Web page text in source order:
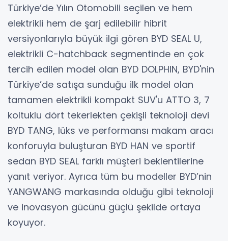
Türkiye’de Yılın Otomobili seçilen ve hem
elektrikli hem de şarj edilebilir hibrit
versiyonlarıyla büyük ilgi gören BYD SEAL U,
elektrikli C-hatchback segmentinde en çok
tercih edilen model olan BYD DOLPHIN, BYD'nin
Türkiye’de satışa sunduğu ilk model olan
tamamen elektrikli kompakt SUV'u ATTO 3, 7
koltuklu dört tekerlekten çekişli teknoloji devi
BYD TANG, lüks ve performansı makam aracı
konforuyla buluşturan BYD HAN ve sportif
sedan BYD SEAL farklı müşteri beklentilerine
yanıt veriyor. Ayrıca tüm bu modeller BYD’nin
YANGWANG markasında olduğu gibi teknoloji
ve inovasyon gücünü güçlü şekilde ortaya
koyuyor.